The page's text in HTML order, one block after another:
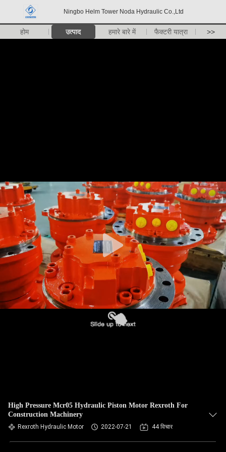
Ningbo Helm Tower Noda Hydraulic Co.,Ltd
होम उत्पाद हमारे बारे में फैक्टरी यात्रा >>
High Pressure Mcr05 Hydraulic Piston Motor Rexroth For
Construction Machinery
Rexroth Hydraulic Motor 2022-07-21 44 विचार